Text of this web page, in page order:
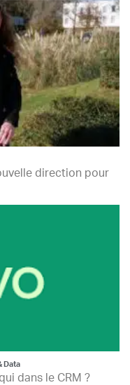
direction pour
Data
dans le CRM ?